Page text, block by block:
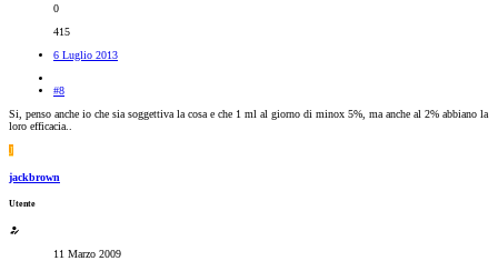
0
415
6 Luglio 2013
#8
Si, penso anche io che sia soggettiva la cosa e che 1 ml al giorno di minox 5%, ma anche al 2% abbiano la
loro efficacia..
J
jackbrown
Utente
11 Marzo 2009